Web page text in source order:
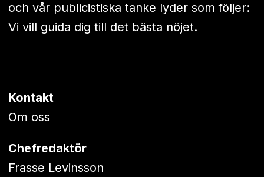
och vår publicistiska tanke lyder som följer:
Vi vill guida dig till det bästa nöjet.
Kontakt
Om oss
Chefredaktör
Frasse Levinsson